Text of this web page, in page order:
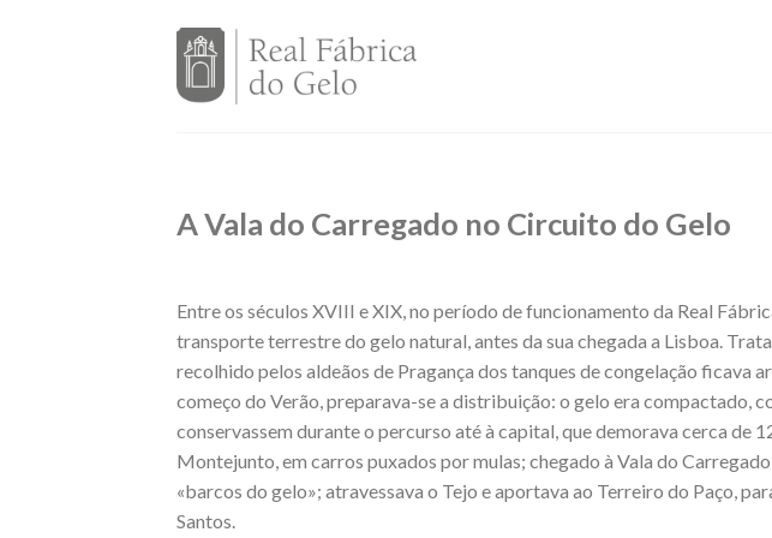
A Vala do Carregado no Circuito do Gelo
Entre os séculos XVIII e XIX, no período de funcionamento da Real
transporte terrestre do gelo natural, antes da sua chegada a Lisboa.
recolhido pelos aldeãos de Pragança dos tanques de congelação ficava
começo do Verão, preparava-se a distribuição: o gelo era compactado,
conservassem durante o percurso até à capital, que demorava cerca de
Montejunto, em carros puxados por mulas; chegado à Vala do
«barcos do gelo»; atravessava o Tejo e aportava ao Terreiro do Paço,
Santos.